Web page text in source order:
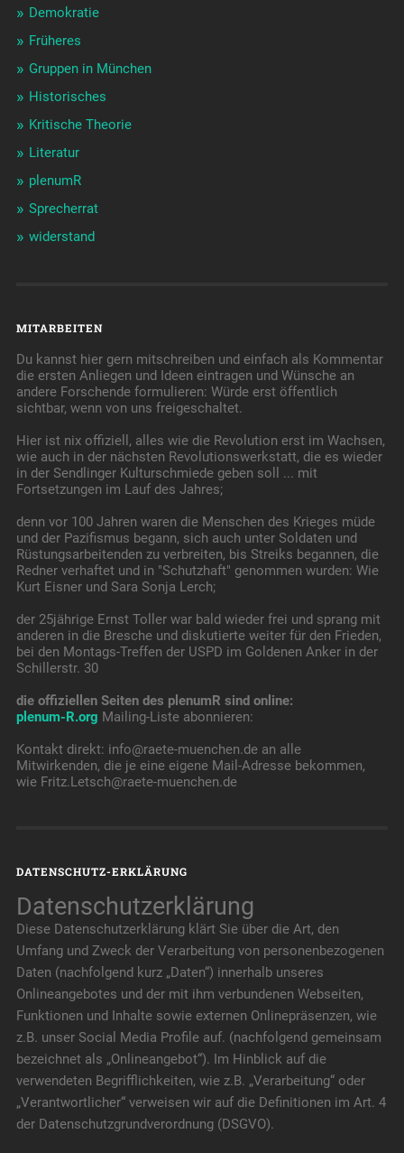
Demokratie
Früheres
Gruppen in München
Historisches
Kritische Theorie
Literatur
plenumR
Sprecherrat
widerstand
MITARBEITEN
Du kannst hier gern mitschreiben und einfach als Kommentar
die ersten Anliegen und Ideen eintragen und Wünsche an
andere Forschende formulieren: Würde erst öffentlich
sichtbar, wenn von uns freigeschaltet.
Hier ist nix offiziell, alles wie die Revolution erst im Wachsen,
wie auch in der nächsten Revolutionswerkstatt, die es wieder
in der Sendlinger Kulturschmiede geben soll ... mit
Fortsetzungen im Lauf des Jahres;
denn vor 100 Jahren waren die Menschen des Krieges müde
und der Pazifismus begann, sich auch unter Soldaten und
Rüstungsarbeitenden zu verbreiten, bis Streiks begannen, die
Redner verhaftet und in "Schutzhaft" genommen wurden: Wie
Kurt Eisner und Sara Sonja Lerch;
der 25jährige Ernst Toller war bald wieder frei und sprang mit
anderen in die Bresche und diskutierte weiter für den Frieden,
bei den Montags-Treffen der USPD im Goldenen Anker in der
Schillerstr. 30
die offiziellen Seiten des plenumR sind online:
plenum-R.org Mailing-Liste abonnieren:
Kontakt direkt: info@raete-muenchen.de an alle
Mitwirkenden, die je eine eigene Mail-Adresse bekommen,
wie Fritz.Letsch@raete-muenchen.de
DATENSCHUTZ-ERKLÄRUNG
Datenschutzerklärung
Diese Datenschutzerklärung klärt Sie über die Art, den
Umfang und Zweck der Verarbeitung von personenbezogenen
Daten (nachfolgend kurz „Daten“) innerhalb unseres
Onlineangebotes und der mit ihm verbundenen Webseiten,
Funktionen und Inhalte sowie externen Onlinepräsenzen, wie
z.B. unser Social Media Profile auf. (nachfolgend gemeinsam
bezeichnet als „Onlineangebot“). Im Hinblick auf die
verwendeten Begrifflichkeiten, wie z.B. „Verarbeitung“ oder
„Verantwortlicher“ verweisen wir auf die Definitionen im Art. 4
der Datenschutzgrundverordnung (DSGVO).